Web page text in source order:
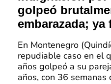
golpeó
embarazada;
En Montenegro
repudiable caso en el
años golpeó a su
años, con 36 semanas